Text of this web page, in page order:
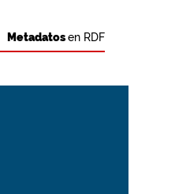
Metadatosen RDF